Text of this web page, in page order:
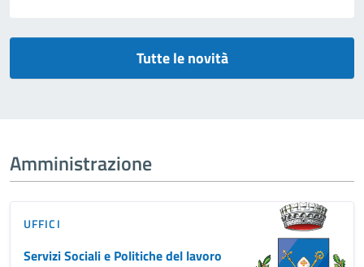
Tutte le novità
Amministrazione
UFFICI
Servizi Sociali e Politiche del lavoro